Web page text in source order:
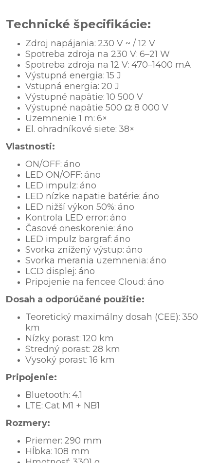
Technické špecifikácie:
Zdroj napájania: 230 V ~ / 12 V
Spotreba zdroja na 230 V: 6–21 W
Spotreba zdroja na 12 V: 470–1400 mA
Výstupná energia: 15 J
Vstupná energia: 20 J
Výstupné napätie: 10 500 V
Výstupné napätie 500 Ω: 8 000 V
Uzemnenie 1 m: 6×
El. ohradníkové siete: 38×
Vlastnosti:
ON/OFF: áno
LED ON/OFF: áno
LED impulz: áno
LED nízke napätie batérie: áno
LED nižší výkon 50%: áno
Kontrola LED error: áno
Časové oneskorenie: áno
LED impulz bargraf: áno
Svorka znížený výstup: áno
Svorka merania uzemnenia: áno
LCD displej: áno
Pripojenie na fencee Cloud: áno
Dosah a odporúčané použitie:
Teoretický maximálny dosah (CEE): 350
km
Nízky porast: 120 km
Stredný porast: 28 km
Vysoký porast: 16 km
Pripojenie:
Bluetooth: 4.1
LTE: Cat M1 + NB1
Rozmery:
Priemer: 290 mm
Hĺbka: 108 mm